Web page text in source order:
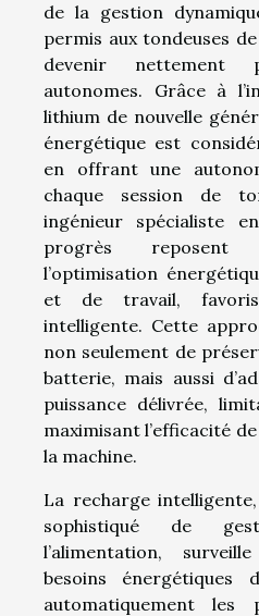
de la gestion
permis aux tondeuses
devenir nettement
autonomes. Grâce à
lithium de nouvelle
énergétique est
en offrant une
chaque session de
ingénieur spécialiste
progrès reposent
l’optimisation
et de travail,
intelligente. Cette
non seulement de
batterie, mais aussi
puissance délivrée,
maximisant l’efficacité
la machine.
La recharge
sophistiqué de
l’alimentation,
besoins énergétiques
automatiquement